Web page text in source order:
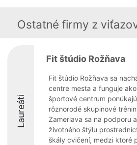
Ostatné firmy z
Laureáti
Fit štúdio Rožňava
Fit štúdio Rožňava sa
centre mesta a funguje
športové centrum
rôznorodé skupinové
Zameriava sa na podporu
životného štýlu
škály cvičení, medzi ktoré